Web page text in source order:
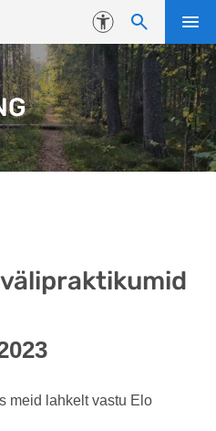
Juurdepääsetavus
meid lahkelt vastu Elo